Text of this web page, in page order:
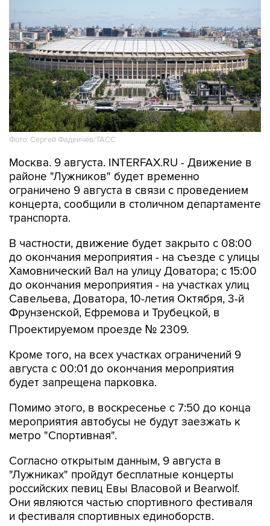
Фото: Сергей Фадеичев/ТАСС
Москва. 9 августа. INTERFAX.RU - Движение в
районе "Лужников" будет временно
ограничено 9 августа в связи с проведением
концерта, сообщили в столичном департаменте
транспорта.
В частности, движение будет закрыто с 08:00
до окончания мероприятия - на съезде с улицы
Хамовнический Вал на улицу Доватора; с 15:00
до окончания мероприятия - на участках улиц
Савельева, Доватора, 10-летия Октября, 3-й
Фрунзенской, Ефремова и Трубецкой, в
Проектируемом проезде № 2309.
Кроме того, на всех участках ограничений 9
августа с 00:01 до окончания мероприятия
будет запрещена парковка.
Помимо этого, в воскресенье с 7:50 до конца
мероприятия автобусы не будут заезжать к
метро "Спортивная".
Согласно открытым данным, 9 августа в
"Лужниках" пройдут бесплатные концерты
российских певиц Евы Власовой и Bearwolf.
Они являются частью спортивного фестиваля
и фестиваля спортивных единоборств.